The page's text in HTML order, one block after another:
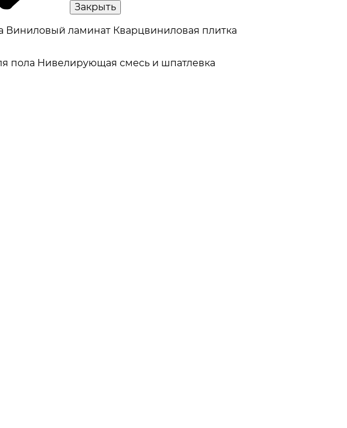
Закрыть
Виниловый ламинат Кварцвиниловая плитка
пола Нивелирующая смесь и шпатлевка